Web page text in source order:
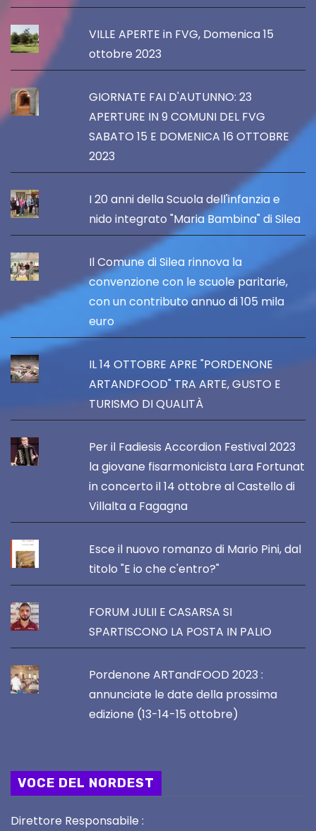
VILLE APERTE in FVG, Domenica 15
ottobre 2023
GIORNATE FAI D'AUTUNNO: 23
APERTURE IN 9 COMUNI DEL FVG
SABATO 15 E DOMENICA 16 OTTOBRE
2023
I 20 anni della Scuola dell'infanzia e
nido integrato "Maria Bambina" di Silea
Il Comune di Silea rinnova la
convenzione con le scuole paritarie,
con un contributo annuo di 105 mila
euro
IL 14 OTTOBRE APRE "PORDENONE
ARTANDFOOD" TRA ARTE, GUSTO E
TURISMO DI QUALITÀ
Per il Fadiesis Accordion Festival 2023
la giovane fisarmonicista Lara Fortunat
in concerto il 14 ottobre al Castello di
Villalta a Fagagna
Esce il nuovo romanzo di Mario Pini, dal
titolo "E io che c'entro?"
FORUM JULII E CASARSA SI
SPARTISCONO LA POSTA IN PALIO
Pordenone ARTandFOOD 2023 :
annunciate le date della prossima
edizione (13-14-15 ottobre)
VOCE DEL NORDEST
Direttore Responsabile :